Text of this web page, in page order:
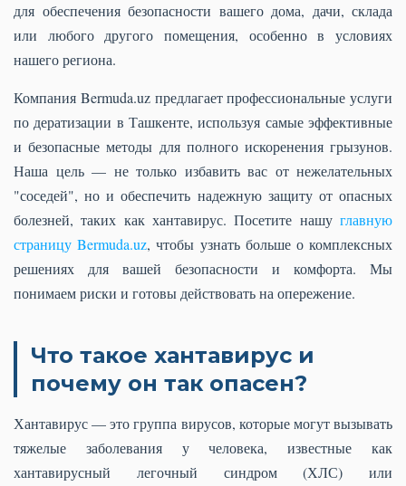
для обеспечения безопасности вашего дома, дачи, склада
или любого другого помещения, особенно в условиях
нашего региона.
Компания Bermuda.uz предлагает профессиональные услуги
по дератизации в Ташкенте, используя самые эффективные
и безопасные методы для полного искоренения грызунов.
Наша цель — не только избавить вас от нежелательных
"соседей", но и обеспечить надежную защиту от опасных
болезней, таких как хантавирус. Посетите нашу главную
страницу Bermuda.uz, чтобы узнать больше о комплексных
решениях для вашей безопасности и комфорта. Мы
понимаем риски и готовы действовать на опережение.
Что такое хантавирус и
почему он так опасен?
Хантавирус — это группа вирусов, которые могут вызывать
тяжелые заболевания у человека, известные как
хантавирусный легочный синдром (ХЛС) или